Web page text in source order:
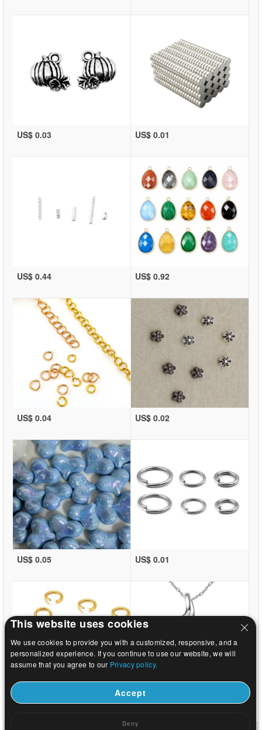
US$ 0.03 US$ 0.01
US$ 0.44 US$ 0.92
US$ 0.04 US$ 0.02
US$ 0.05 US$ 0.01
US$ 0.01 US$ 1.46
This website uses cookies
We use cookies to provide you with a customized, responsive, and a
personalized experience. If you continue to use our website, we will
assume that you agree to our Privacy policy.
Accept
Deny